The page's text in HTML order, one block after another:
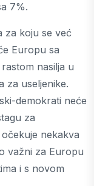
7%.
za koju se već
Europu sa
nasilja u
za useljenike.
demokrati neće
za
nekakva
važni za Europu
i s novom